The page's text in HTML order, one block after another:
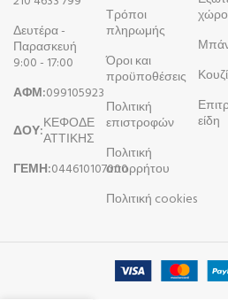
Δευτέρα -
Παρασκευή
9:00 - 17:00
ΑΦΜ:099105923
ΔΟΥ:ΚΕΦΟΔΕ
ΑΤΤΙΚΗΣ
ΓΕΜΗ:044610107000
Τρόποι
πληρωμής
Όροι και
προϋποθέσεις
Πολιτική
επιστροφών
Πολιτική
απορρήτου
Πολιτική cookies
είδη